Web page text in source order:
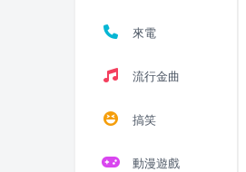
來電
流行金曲
搞笑
動漫遊戲